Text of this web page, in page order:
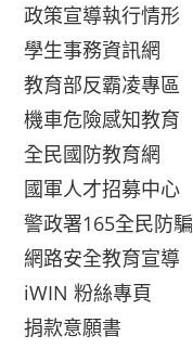
政策宣導執行情形
學生事務資訊網
教育部反霸凌專區
機車危險感知教育
全民國防教育網
國軍人才招募中心
警政署165全民防騙
網路安全教育宣導
iWIN 粉絲專頁
捐款意願書